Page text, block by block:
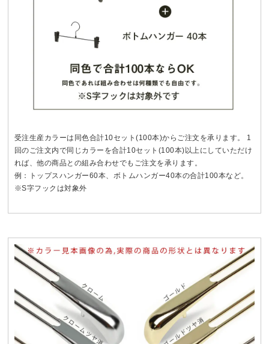
受注生産カラーは同色合計10セット(100本)からご注文を承ります。 1
回のご注文内で同じカラーを合計10セット(100本)以上にしていただけ
れば、他の商品との組み合わせでもご注文を承ります。
例：トップスハンガー60本、ボトムハンガー40本の合計100本など。
※S字フックは対象外